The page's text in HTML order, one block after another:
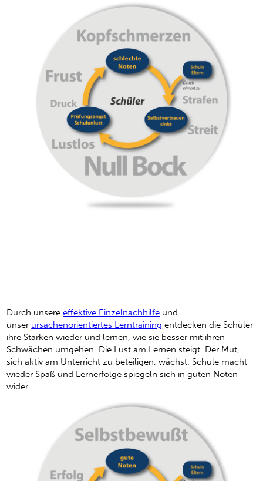
Durch unsereeffektive Einzelnachhilfe und
unser ursachenorientiertes Lerntraining entdecken die Schüler
ihre Stärken wieder und lernen, wie sie besser mit ihren
Schwächen umgehen. Die Lust am Lernen steigt. Der Mut,
sich aktiv am Unterricht zu beteiligen, wächst. Schule macht
wieder Spaß und Lernerfolge spiegeln sich in guten Noten
wider.